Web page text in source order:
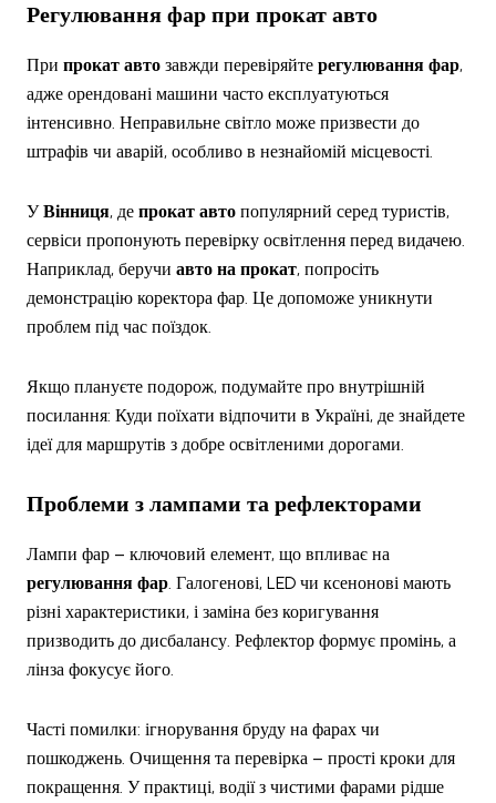
Регулювання фар при прокат авто
При прокат авто завжди перевіряйте регулювання фар,
адже орендовані машини часто експлуатуються
інтенсивно. Неправильне світло може призвести до
штрафів чи аварій, особливо в незнайомій місцевості.
УВінниця, де прокат авто популярний серед туристів,
сервіси пропонують перевірку освітлення перед видачею.
Наприклад, беручи авто на прокат, попросіть
демонстрацію коректора фар. Це допоможе уникнути
проблем під час поїздок.
Якщо плануєте подорож, подумайте про внутрішній
посилання: Куди поїхати відпочити в Україні, де знайдете
ідеї для маршрутів з добре освітленими дорогами.
Проблеми з лампами та рефлекторами
Лампи фар – ключовий елемент, що впливає на
регулювання фар. Галогенові, LED чи ксенонові мають
різні характеристики, і заміна без коригування
призводить до дисбалансу. Рефлектор формує промінь, а
лінза фокусує його.
Часті помилки: ігнорування бруду на фарах чи
пошкоджень. Очищення та перевірка – прості кроки для
покращення. У практиці, водії з чистими фарами рідше